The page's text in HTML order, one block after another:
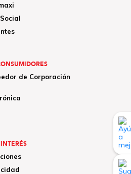
de Corporación